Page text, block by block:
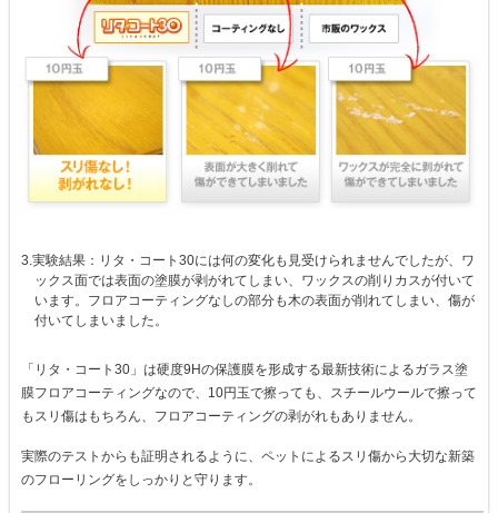
3.実験結果：リタ・コート30には何の変化も見受けられませんでしたが、ワ
ックス面では表面の塗膜が剥がれてしまい、ワックスの削りカスが付いて
います。フロアコーティングなしの部分も木の表面が削れてしまい、傷が
付いてしまいました。
「リタ・コート30」は硬度9Hの保護膜を形成する最新技術によるガラス塗
膜フロアコーティングなので、10円玉で擦っても、スチールウールで擦って
もスリ傷はもちろん、フロアコーティングの剥がれもありません。
実際のテストからも証明されるように、ペットによるスリ傷から大切な新築
のフローリングをしっかりと守ります。